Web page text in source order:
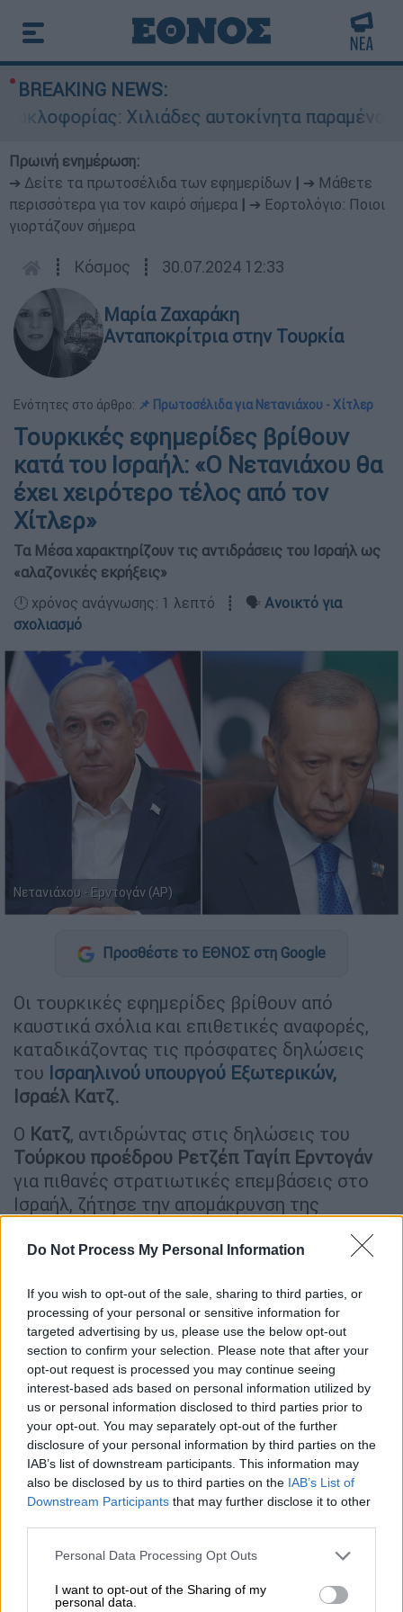
Do Not Process My Personal Information
If you wish to opt-out of the sale, sharing to third parties, or
processing of your personal or sensitive information for
targeted advertising by us, please use the below opt-out
section to confirm your selection. Please note that after your
opt-out request is processed you may continue seeing
interest-based ads based on personal information utilized by
us or personal information disclosed to third parties prior to
your opt-out. You may separately opt-out of the further
disclosure of your personal information by third parties on the
IAB’s list of downstream participants. This information may
also be disclosed by us to third parties on the IAB’s List of
Downstream Participants that may further disclose it to other
Please note that this website/app uses one or more Google
not limited to your visit or usage behaviour. You may click to
grant or deny consent to Google and its third-party tags to
Personal Data Processing Opt Outs
I want to opt-out of the Sharing of my
personal data.
BREAKING NEWS:
Χιλιάδες αυτοκίνητα παραμένουν
Πρωινή ενημέρωση:
➔ Δείτε τα πρωτοσέλιδα των εφημερίδων
➔ Μάθετε
περισσότερα για τον καιρό σήμερα
➔ Εορτολόγιο: Ποιοι
γιορτάζουν σήμερα
┋ Κόσμος ┋ 30.07.2024 12:33
Μαρία Ζαχαράκη
Ανταποκρίτρια στην Τουρκία
Ενότητες στο άρθρο: 📌 Πρωτοσέλιδα για Νετανιάχου - Χίτλερ
Τουρκικές εφημερίδες βρίθουν
κατά του Ισραήλ: «Ο Νετανιάχου θα
έχει χειρότερο τέλος από τον
Χίτλερ»
Τα Μέσα χαρακτηρίζουν τις αντιδράσεις του Ισραήλ ως
«αλαζονικές εκρήξεις»
🕛 χρόνος ανάγνωσης: 1 λεπτό ┋ 🗣️ Ανοικτό για
σχολιασμό
Νετανιάχου - Ερντογάν (AP)
Προσθέστε το ΕΘΝΟΣ στη Google
Οι τουρκικές εφημερίδες βρίθουν από
καυστικά σχόλια και επιθετικές αναφορές,
καταδικάζοντας τις πρόσφατες δηλώσεις
του Ισραηλινού υπουργού Εξωτερικών,
Ισραέλ Κατζ.
Ο Κατζ, αντιδρώντας στις δηλώσεις του
Τούρκου προέδρου Ρετζέπ Ταγίπ Ερντογάν
για πιθανές στρατιωτικές επεμβάσεις στο
Ισραήλ, ζήτησε την απομάκρυνση της
Κόσμος|30.07.2024 10:37
Χάος στη Βενεζουέλα: Ένας νεκρός
μετά τις βίαιες διαδηλώσεις για τη
νίκη Μαδούρο - Γκρέμισαν άγαλμα
του Τσάβεζ
Τα τουρκικάΜΜΕδεν διστάζουν να
χαρακτηρίσουν τις αντιδράσεις του Ισραήλ
ως «αλαζονικές εκρήξεις», με έντονες
κάνουμε το ίδιο πράγμα σε αυτούς (το